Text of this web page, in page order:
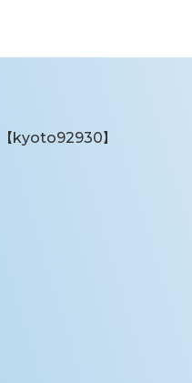
kyoto92930】